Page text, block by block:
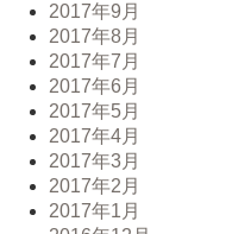
2017年9月
2017年8月
2017年7月
2017年6月
2017年5月
2017年4月
2017年3月
2017年2月
2017年1月